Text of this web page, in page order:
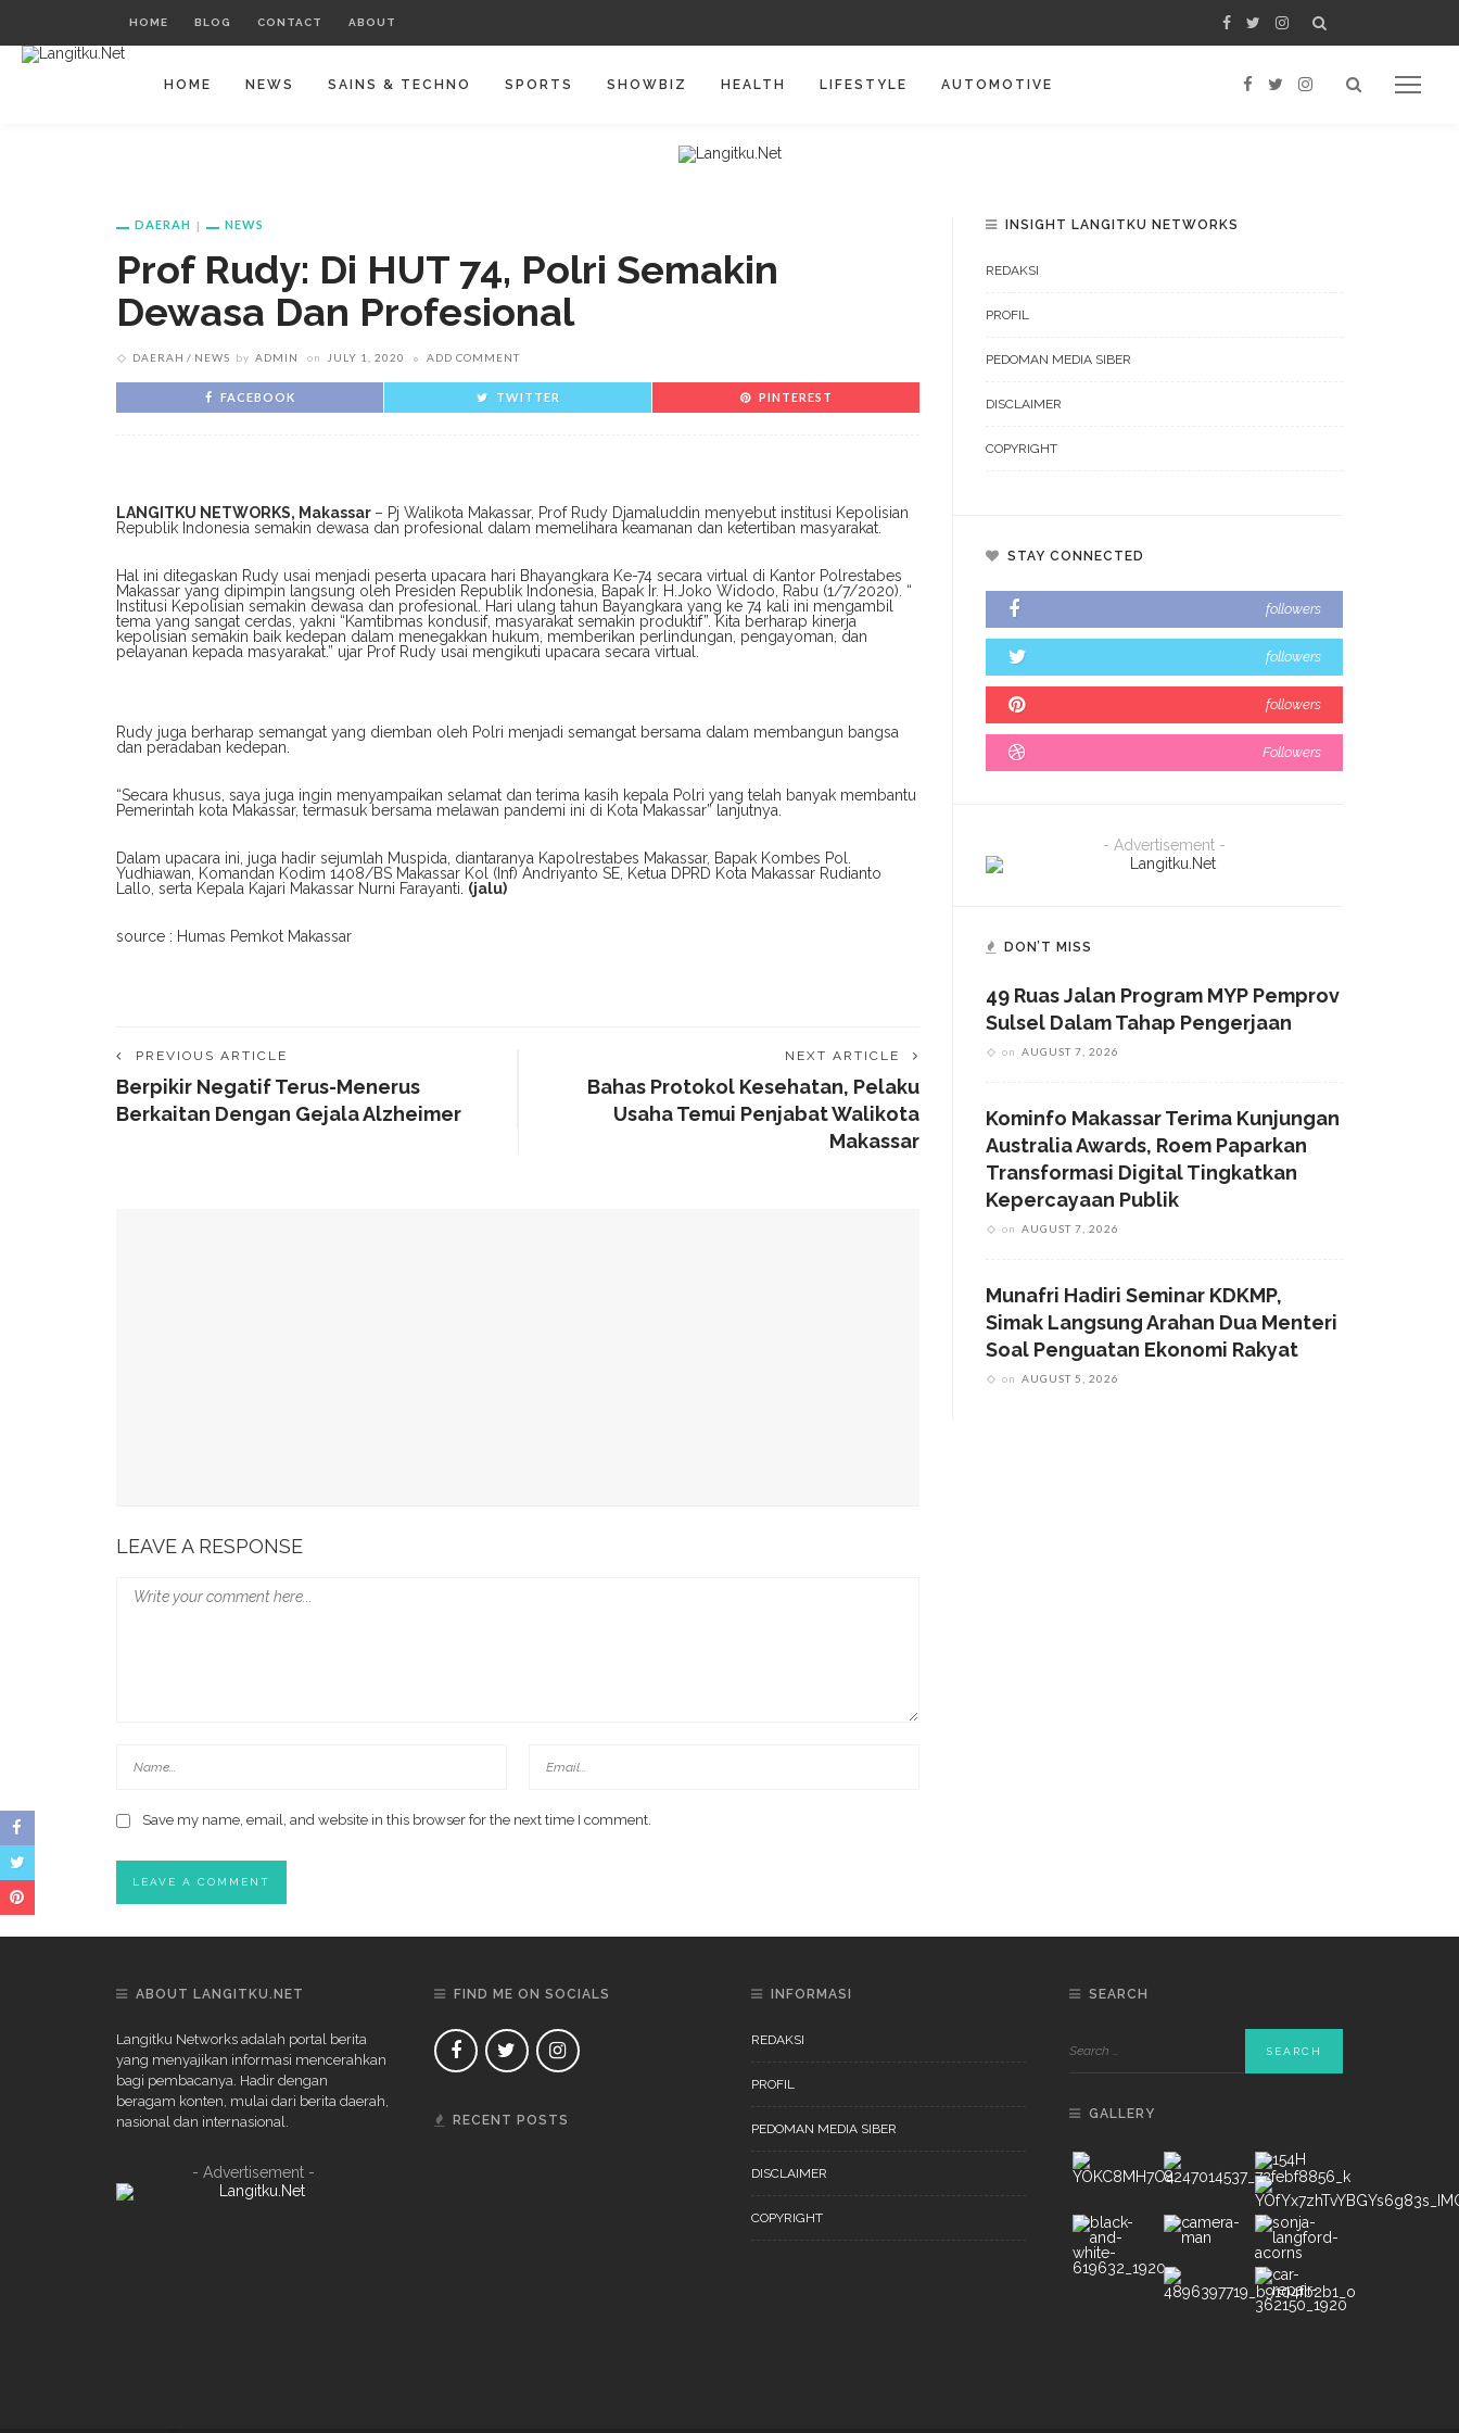
HOME BLOG CONTACT ABOUT
HOME NEWS SAINS & TECHNO SPORTS SHOWBIZ HEALTH LIFESTYLE AUTOMOTIVE
DAERAH NEWS
Prof Rudy: Di HUT 74, Polri Semakin
Dewasa Dan Profesional
DAERAH NEWS by ADMIN on JULY 1, 2020 ADD COMMENT
FACEBOOK TWITTER PINTEREST
LANGITKU NETWORKS, Makassar – Pj Walikota Makassar, Prof Rudy Djamaluddin menyebut institusi Kepolisian
Republik Indonesia semakin dewasa dan profesional dalam memelihara keamanan dan ketertiban masyarakat.
Hal ini ditegaskan Rudy usai menjadi peserta upacara hari Bhayangkara Ke-74 secara virtual di Kantor Polrestabes
Makassar yang dipimpin langsung oleh Presiden Republik Indonesia, Bapak Ir. H.Joko Widodo, Rabu (1/7/2020). “
Institusi Kepolisian semakin dewasa dan profesional. Hari ulang tahun Bayangkara yang ke 74 kali ini mengambil
tema yang sangat cerdas, yakni “Kamtibmas kondusif, masyarakat semakin produktif”. Kita berharap kinerja
kepolisian semakin baik kedepan dalam menegakkan hukum, memberikan perlindungan, pengayoman, dan
pelayanan kepada masyarakat.” ujar Prof Rudy usai mengikuti upacara secara virtual.
Rudy juga berharap semangat yang diemban oleh Polri menjadi semangat bersama dalam membangun bangsa
dan peradaban kedepan.
“Secara khusus, saya juga ingin menyampaikan selamat dan terima kasih kepala Polri yang telah banyak membantu
Pemerintah kota Makassar, termasuk bersama melawan pandemi ini di Kota Makassar” lanjutnya.
Dalam upacara ini, juga hadir sejumlah Muspida, diantaranya Kapolrestabes Makassar, Bapak Kombes Pol.
Yudhiawan, Komandan Kodim 1408/BS Makassar Kol (Inf) Andriyanto SE, Ketua DPRD Kota Makassar Rudianto
Lallo, serta Kepala Kajari Makassar Nurni Farayanti. (jalu)
source : Humas Pemkot Makassar
PREVIOUS ARTICLE
Berpikir Negatif Terus-Menerus
Berkaitan Dengan Gejala Alzheimer
NEXT ARTICLE
Bahas Protokol Kesehatan, Pelaku
Usaha Temui Penjabat Walikota
Makassar
LEAVE A RESPONSE
Save my name, email, and website in this browser for the next time I comment.
INSIGHT LANGITKU NETWORKS
REDAKSI
PROFIL
PEDOMAN MEDIA SIBER
DISCLAIMER
COPYRIGHT
STAY CONNECTED
followers
followers
followers
Followers
- Advertisement -
DON’T MISS
49 Ruas Jalan Program MYP Pemprov
Sulsel Dalam Tahap Pengerjaan
on AUGUST 7, 2026
Kominfo Makassar Terima Kunjungan
Australia Awards, Roem Paparkan
Transformasi Digital Tingkatkan
Kepercayaan Publik
on AUGUST 7, 2026
Munafri Hadiri Seminar KDKMP,
Simak Langsung Arahan Dua Menteri
Soal Penguatan Ekonomi Rakyat
on AUGUST 5, 2026
ABOUT LANGITKU.NET
Langitku Networks adalah portal berita
yang menyajikan informasi mencerahkan
bagi pembacanya. Hadir dengan
beragam konten, mulai dari berita daerah,
nasional dan internasional.
- Advertisement -
FIND ME ON SOCIALS
RECENT POSTS
INFORMASI
REDAKSI
PROFIL
PEDOMAN MEDIA SIBER
DISCLAIMER
COPYRIGHT
SEARCH
GALLERY